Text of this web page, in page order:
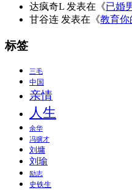
达疯奇L 发表在《已婚
甘谷连 发表在《教育你
标签
三毛
中国
亲情
人生
余华
冯骥才
刘墉
刘瑜
励志
史铁生